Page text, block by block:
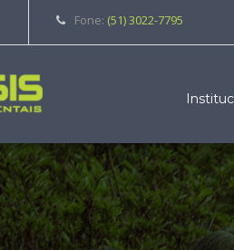
Fone: (51) 3022-7795